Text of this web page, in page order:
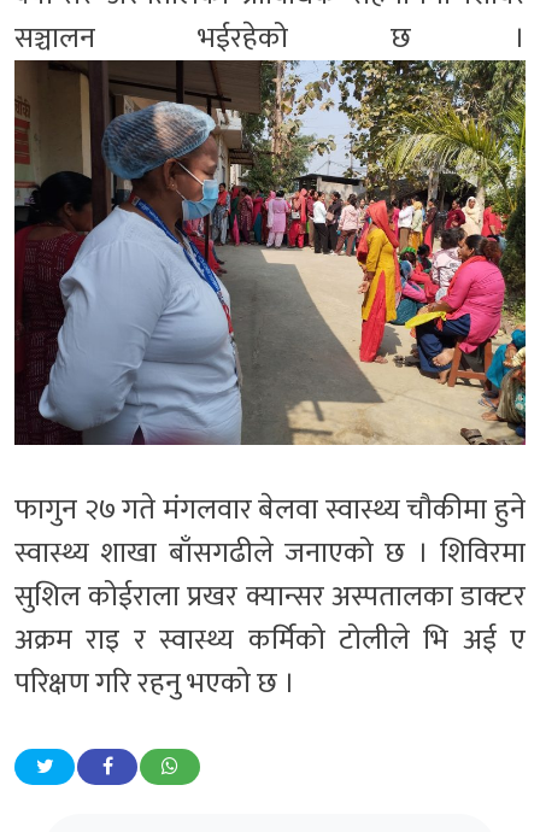
सञ्चालन भईरहेको छ ।
फागुन २७ गते मंगलवार बेलवा स्वास्थ्य चौकीमा हुने
स्वास्थ्य शाखा बाँसगढीले जनाएको छ । शिविरमा
सुशिल कोईराला प्रखर क्यान्सर अस्पतालका डाक्टर
अक्रम राइ र स्वास्थ्य कर्मिको टोलीले भि अई ए
परिक्षण गरि रहनु भएको छ ।